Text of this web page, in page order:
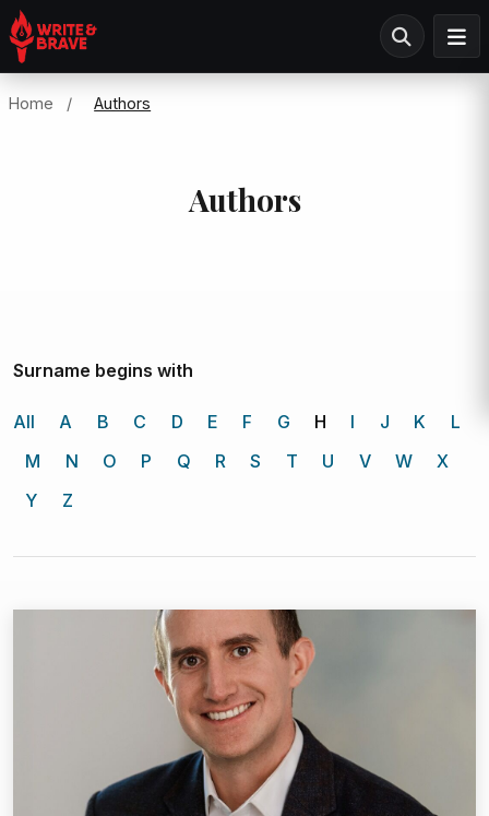
Home / Authors
Authors
Surname begins with
All A B C D E F G H I J K
L
M
N O P Q R S T U V W
X
Y
Z